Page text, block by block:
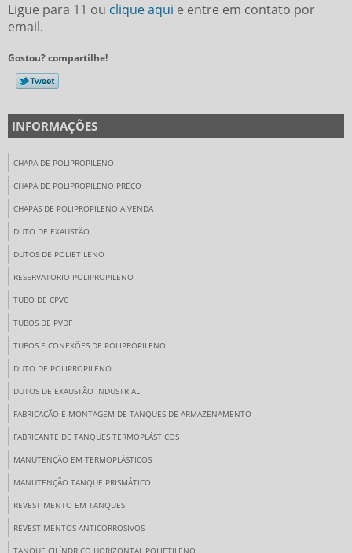
Ligue para 11 ou clique aqui e entre em contato por
email.
Gostou? compartilhe!
INFORMAÇÕES
CHAPA DE POLIPROPILENO
CHAPA DE POLIPROPILENO PREÇO
CHAPAS DE POLIPROPILENO A VENDA
DUTO DE EXAUSTÃO
DUTOS DE POLIETILENO
RESERVATORIO POLIPROPILENO
TUBO DE CPVC
TUBOS DE PVDF
TUBOS E CONEXÕES DE POLIPROPILENO
DUTO DE POLIPROPILENO
DUTOS DE EXAUSTÃO INDUSTRIAL
FABRICAÇÃO E MONTAGEM DE TANQUES DE ARMAZENAMENTO
FABRICANTE DE TANQUES TERMOPLÁSTICOS
MANUTENÇÃO EM TERMOPLÁSTICOS
MANUTENÇÃO TANQUE PRISMÁTICO
REVESTIMENTO EM TANQUES
REVESTIMENTOS ANTICORROSIVOS